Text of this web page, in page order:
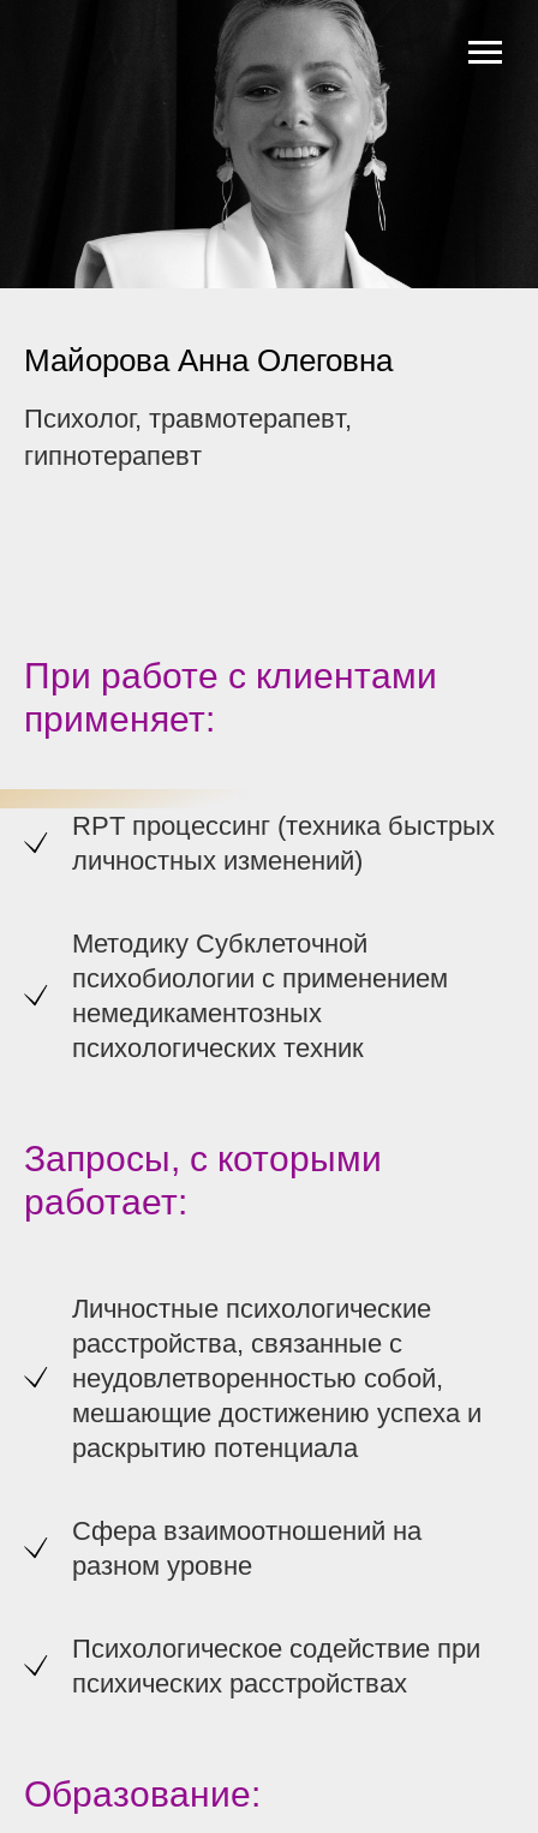
Майорова Анна Олеговна
Психолог, травмотерапевт,
гипнотерапевт
При работе с клиентами
применяет:
RPT процессинг (техника быстрых
личностных изменений)
Методику Субклеточной
психобиологии с применением
немедикаментозных
психологических техник
Запросы, с которыми
работает:
Личностные психологические
расстройства, связанные с
неудовлетворенностью собой,
мешающие достижению успеха и
раскрытию потенциала
Сфера взаимоотношений на
разном уровне
Психологическое содействие при
психических расстройствах
Образование: